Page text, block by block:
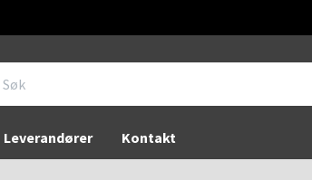
Leverandører Kontakt